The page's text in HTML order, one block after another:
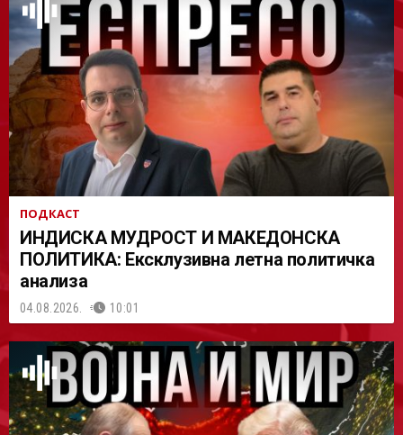
АСТ
ПОДКАСТ
ИНДИСКА МУДРОСТ И МАКЕДОНСКА
ПОЛИТИКА: Ексклузивна летна политичка
анализа
04.08.2026. 10:01